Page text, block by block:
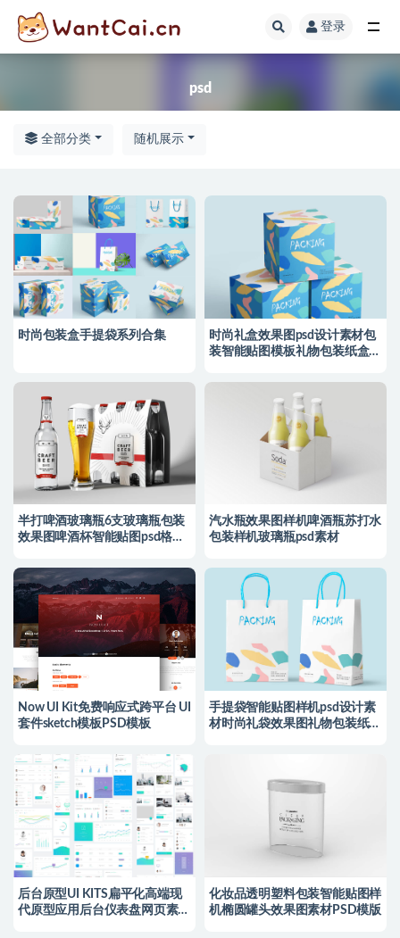
登录
psd
全部分类 随机展示
时尚包装盒手提袋系列合集
时尚礼盒效果图psd设计素材包
装智能贴图模板礼物包装纸盒样
半打啤酒玻璃瓶6支玻璃瓶包装
效果图啤酒杯智能贴图psd格式
汽水瓶效果图样机啤酒瓶苏打水
包装样机玻璃瓶psd素材
Now UI Kit免费响应式跨平台 UI
套件sketch模板PSD模板
手提袋智能贴图样机psd设计素
材时尚礼袋效果图礼物包装纸袋
后台原型UI KITS扁平化高端现
代原型应用后台仪表盘网页素材
化妆品透明塑料包装智能贴图样
机椭圆罐头效果图素材PSD模版